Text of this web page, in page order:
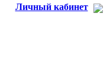
Личный кабинет